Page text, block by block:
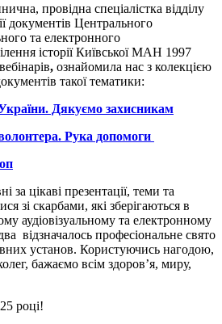
провідна спеціалістка відділу
документів Центрального
та електронного
історії Київської МАН 1997
, ознайомила нас з колекцією
такої тематики:
Дякуємо захисникам
Рука допомоги
за цікаві презентації, теми та
зі скарбами, які зберігаються в
аудіовізуальному та електронному
відзначалось професіональне свято
установ. Користуючись нагодою,
бажаємо всім здоров’я, миру,
році!